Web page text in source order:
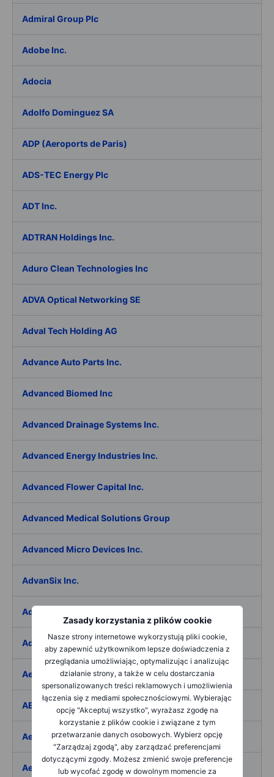
Zasady korzystania z plików cookie
Nasze strony internetowe wykorzystują pliki cookie,
aby zapewnić użytkownikom lepsze doświadczenia z
przeglądania umożliwiając, optymalizując i analizując
działanie strony, a także w celu dostarczania
spersonalizowanych treści reklamowych i umożliwienia
łączenia się z mediami społecznościowymi. Wybierając
opcję "Akceptuj wszystko", wyrażasz zgodę na
korzystanie z plików cookie i związane z tym
przetwarzanie danych osobowych. Wybierz opcję
"Zarządzaj zgodą", aby zarządzać preferencjami
dotyczącymi zgody. Możesz zmienić swoje preferencje
lub wycofać zgodę w dowolnym momencie za
Admiral Group Plc
Adobe Inc.
Adocia
Adolfo Dominguez SA
ADP (Aeroports de Paris)
ADS-TEC Energy Plc
ADT Inc.
ADTRAN Holdings Inc.
Aduro Clean Technologies Inc
ADVA Optical Networking SE
Adval Tech Holding AG
Advance Auto Parts Inc.
Advanced Biomed Inc
Advanced Drainage Systems Inc.
Advanced Energy Industries Inc.
Advanced Flower Capital Inc.
Advanced Medical Solutions Group
Advanced Micro Devices Inc.
AdvanSix Inc.
Advantage Solutions Inc.
Adyen NV
Aebi Schmidt Holding AG
AECOM
Aedes SpA
Aedifica SICAFI SA